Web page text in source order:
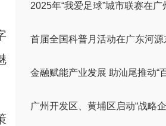
2025年“我爱足球”城市联赛在广
首届全国科普月活动在广东河源
金融赋能产业发展 助汕尾推动“
广州开发区、黄埔区启动“战略